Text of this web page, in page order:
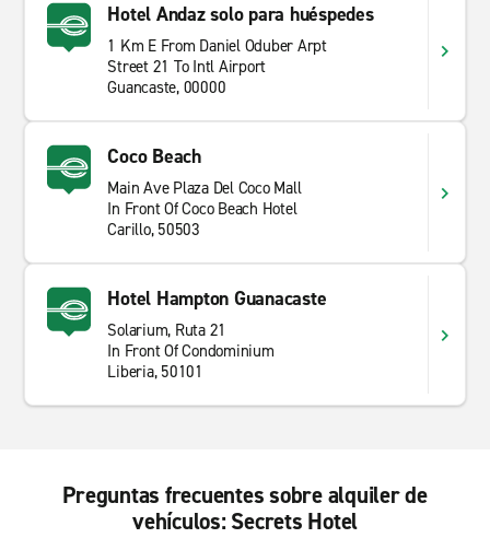
Hotel Andaz solo para huéspedes
1 Km E From Daniel Oduber Arpt
Street 21 To Intl Airport
Guancaste, 00000
Coco Beach
Main Ave Plaza Del Coco Mall
In Front Of Coco Beach Hotel
Carillo, 50503
Hotel Hampton Guanacaste
Solarium, Ruta 21
In Front Of Condominium
Liberia, 50101
Preguntas frecuentes sobre alquiler de
vehículos: Secrets Hotel